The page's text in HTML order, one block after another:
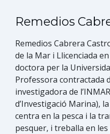
Remedios
Remedios Cabrera
de la Mar i Llicenciada
doctora per la
Professora contractada
investigadora de
d’Investigació Marina),
centra en la pesca i la
pesquer, i treballa en